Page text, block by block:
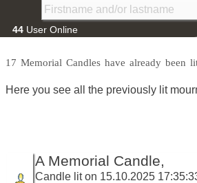
44 User Online
17 Memorial Candles have already been
Here you see all the previously lit
A Memorial Candle,
Candle lit on 15.10.2025